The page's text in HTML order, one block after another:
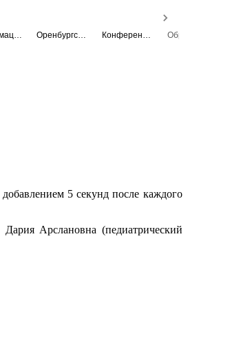
5 секунд после каждого
Дария Арслановна (педиатрический